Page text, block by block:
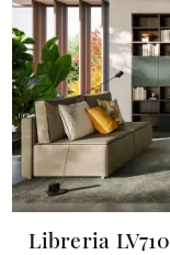
Libreria LV710